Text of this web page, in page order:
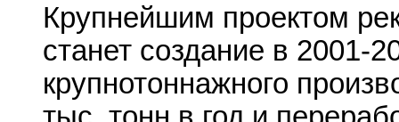
Крупнейшим проектом
станет создание в 2001-
крупнотоннажного